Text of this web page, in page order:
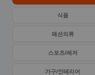
식품
패션의류
스포츠/레저
가구/인테리어